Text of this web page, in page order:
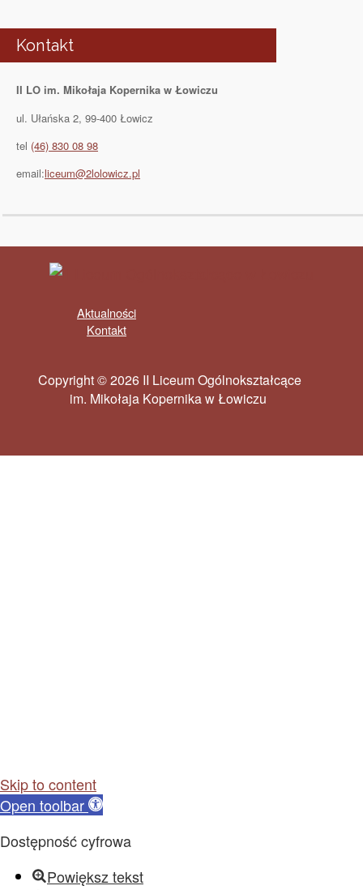
Kontakt
II LO im. Mikołaja Kopernika w Łowiczu
ul. Ułańska 2, 99-400 Łowicz
tel (46) 830 08 98
email:liceum@2lolowicz.pl
Aktualności
Kontakt
Copyright © 2026 II Liceum Ogólnokształcące
im. Mikołaja Kopernika w Łowiczu
Skip to content
Open toolbar
Dostępność cyfrowa
Powiększ tekst